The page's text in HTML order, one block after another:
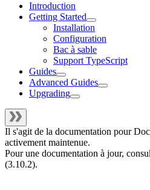
Introduction
Getting Started
Installation
Configuration
Bac à sable
Support TypeScript
Guides
Advanced Guides
Upgrading
Il s'agit de la documentation pour
activement maintenue.
Pour une documentation à jour,
(3.10.2).